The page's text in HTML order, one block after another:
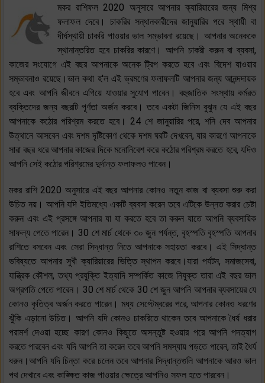
মকর রাশিফল 2020 অনুসারে আপনার ক্যারিয়ারের জন্য মিশ্র
ফলাফল দেবে। চাকরির সন্ধানকারীদের জানুয়ারির পরে স্থায়ী বা
দীর্ঘস্থায়ী চাকরি পাওয়ার ভাল সম্ভাবনা রয়েছে। আপনার অনেককে
স্থানান্তরিত হবে চাকরির কারণে। আপনি চাকরী করুন বা ব্যবসা,
কাজের সংযোগে এই বছর আপনাকে অনেক ট্রিপ করতে হবে এবং বিদেশ যাওয়ার
সম্ভাবনাও রয়েছে।ভাল কথা হ'ল এই ভ্রমণের ফলাফলটি আপনার জন্য আনন্দদায়ক
হবে এবং আপনি জীবনে এগিয়ে যাওয়ার সুযোগ পাবেন। বহুজাতিক সংস্থায় কর্মরত
ব্যক্তিদের জন্য বছরটি পূর্ণতা অর্জন করবে। তবে একটা জিনিস বুঝুন যে এই বছর
আপনাকে কঠোর পরিশ্রম করতে হবে। 24 শে জানুয়ারির পরে, শনি দেব আপনার
উত্থানে আসবেন এবং দশম দৃষ্টিকোণ থেকে দশম ঘরটি দেখবেন, যার কারণে আপনাকে
সারা বছর ধরে আপনার কাজের দিকে মনোনিবেশ করে কঠোর পরিশ্রম করতে হবে, যদিও
আপনি সেই কঠোর পরিশ্রমের দুর্দান্ত ফলাফলও পাবেন।
মকর রাশি 2020 অনুসারে এই বছর আপনার কোনও নতুন কাজ বা ব্যবসা শুরু করা
উচিত নয়। আপনি যদি ইতিমধ্যে একটি ব্যবসা করেন তবে এটিকে উন্নত করার চেষ্টা
করুন এবং এই প্রসঙ্গে আপনার যা যা করতে হবে তা করুন যাতে আপনি ব্যবসায়িক
সাফল্য পেতে পারেন। 30 শে মার্চ থেকে ৩০ জুন পর্যন্ত, বৃহস্পতি বৃহস্পতি আপনার
রাশিতে বসবেন এবং সেরা সিদ্ধান্ত নিতে আপনাকে সহায়তা করবে। এই সিদ্ধান্ত
ভবিষ্যতে আপনার সুখী ক্যারিয়ারের ভিত্তি স্থাপন করবে।যারা পর্যটন, সমাজসেবা,
যান্ত্রিক কৌশল, তথ্য প্রযুক্তি ইত্যাদি সম্পর্কিত কাজে নিযুক্ত তারা এই বছর ভাল
অগ্রগতি পেতে পারেন। 30 শে মার্চ থেকে 30 শে জুন আপনি আপনার ব্যবসায়ের যে
কোনও কৃতিত্ব অর্জন করতে পারেন। মধ্য সেপ্টেম্বরের পরে, আপনার কোনও ধরণের
ঝুঁকি এড়ানো উচিত। আপনি যদি কোনও চাকরিতে থাকেন তবে আপনাকে ধৈর্য ধরার
পরামর্শ দেওয়া হচ্ছে কারণ কোনও কিছুতে অসন্তুষ্ট হওয়ার পরে আপনি পদত্যাগ
করতে পারবেন এবং যদি আপনি তা করেন তবে আপনি সমস্যায় পড়তে পারেন, তাই ধৈর্য
ধরুন।আপনি যদি চিন্তা করে চলেন তবে আপনার সিদ্ধান্তগুলি আপনাকে আরও ভাল
পথ দেখাবে এবং কাঙ্ক্ষিত কাজ পাওয়ার ক্ষেত্রে আপনিও সফল হতে পারবেন।